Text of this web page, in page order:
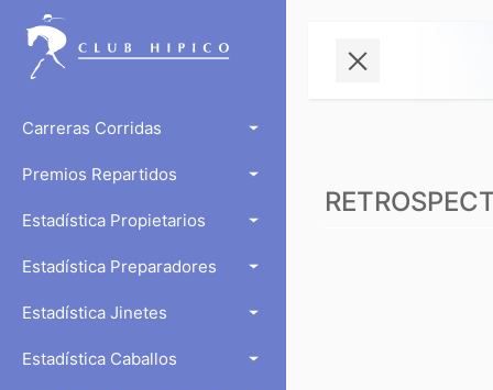
Carreras Corridas
Premios Repartidos
Estadística Propietarios
Estadística Preparadores
Estadística Jinetes
Estadística Caballos